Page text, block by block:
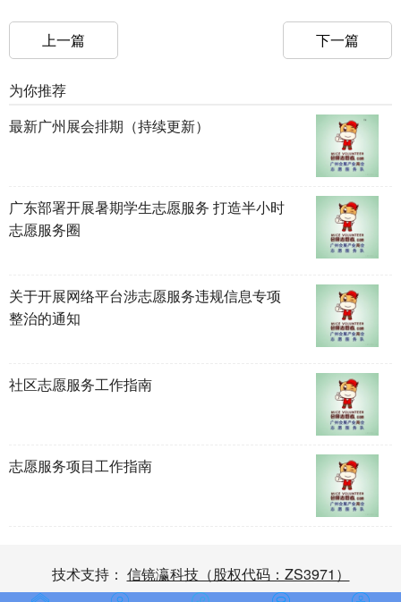
上一篇 下一篇
为你推荐
最新广州展会排期（持续更新）
广东部署开展暑期学生志愿服务 打造半小时
志愿服务圈
关于开展网络平台涉志愿服务违规信息专项
整治的通知
社区志愿服务工作指南
志愿服务项目工作指南
技术支持： 信镜瀛科技（股权代码：ZS3971）